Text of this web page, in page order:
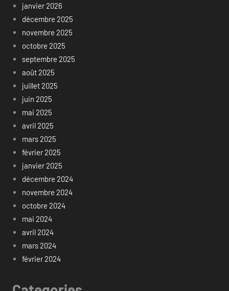
janvier 2026
décembre 2025
novembre 2025
octobre 2025
septembre 2025
août 2025
juillet 2025
juin 2025
mai 2025
avril 2025
mars 2025
février 2025
janvier 2025
décembre 2024
novembre 2024
octobre 2024
mai 2024
avril 2024
mars 2024
février 2024